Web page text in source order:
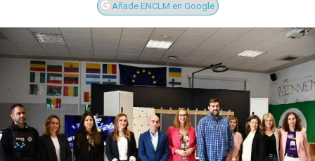
Añade ENCLM en Google